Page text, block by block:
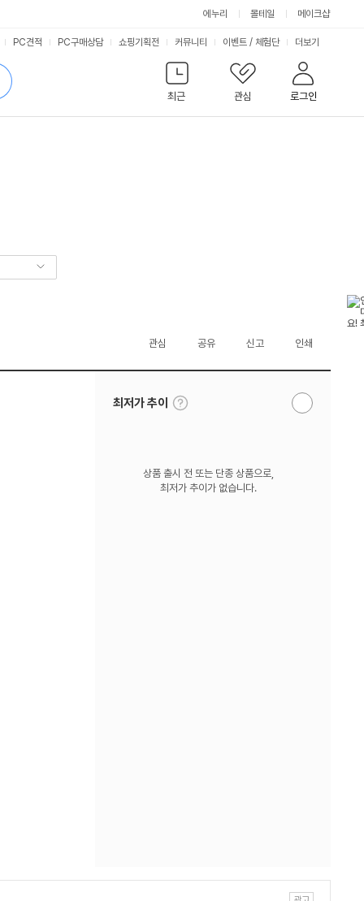
에누리 몰테일 메이크샵
최근
관심 로그인
PC견적 PC구매상담 쇼핑기획전 커뮤니티 이벤트 / 체험단 서
비
스
더보기
관심 공유 신고 인쇄
최저가 추이
툴
팁
알
상품 출시 전 또는 단종 상품으로,
최저가 추이가 없습니다.